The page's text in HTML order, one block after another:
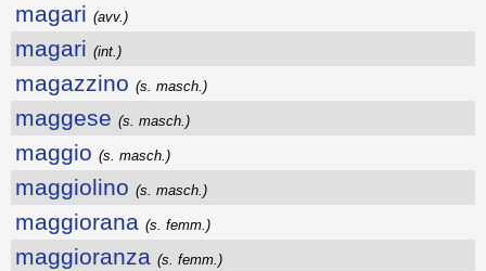
magari (avv.)
magari (int.)
magazzino (s. masch.)
maggese (s. masch.)
maggio (s. masch.)
maggiolino (s. masch.)
maggiorana (s. femm.)
maggioranza (s. femm.)